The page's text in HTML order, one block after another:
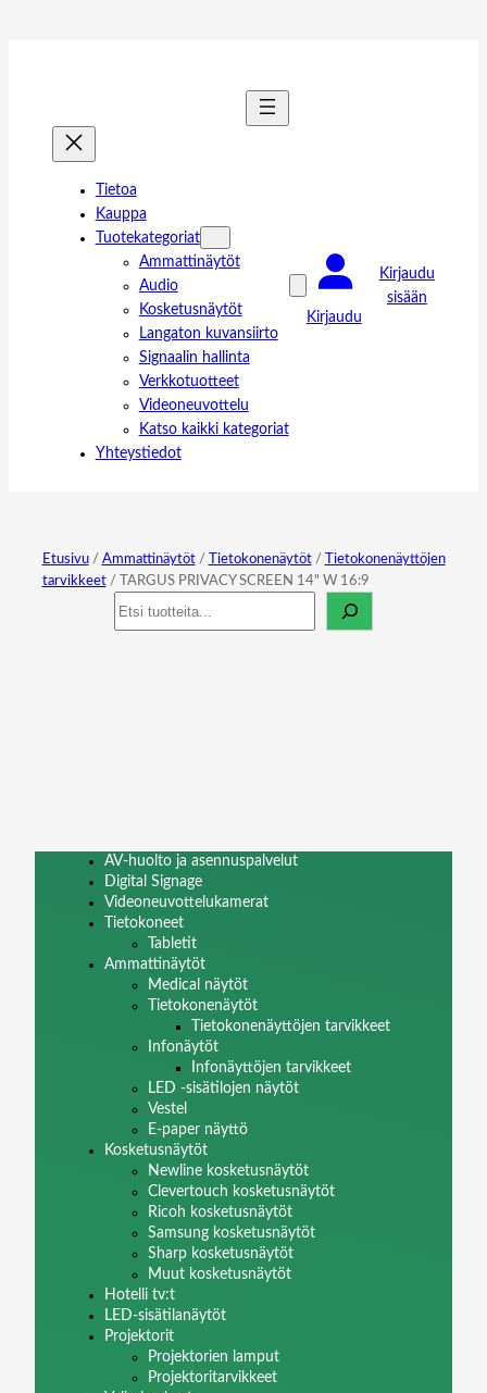
Tietoa
Kauppa
Tuotekategoriat
Ammattinäytöt
Audio
Kosketusnäytöt
Langaton kuvansiirto
Signaalin hallinta
Verkkotuotteet
Videoneuvottelu
Katso kaikki kategoriat
Yhteystiedot
Kirjaudu
Kirjaudu
sisään
Etusivu/ Ammattinäytöt/ Tietokonenäytöt/
Tietokonenäyttöjen
tarvikkeet/ TARGUS PRIVACY SCREEN 14" W 16:9
Haku
AV-huolto ja asennuspalvelut
Digital Signage
Videoneuvottelukamerat
Tietokoneet
Tabletit
Ammattinäytöt
Medical näytöt
Tietokonenäytöt
Tietokonenäyttöjen tarvikkeet
Infonäytöt
Infonäyttöjen tarvikkeet
LED -sisätilojen näytöt
Vestel
E-paper näyttö
Kosketusnäytöt
Newline kosketusnäytöt
Clevertouch kosketusnäytöt
Ricoh kosketusnäytöt
Samsung kosketusnäytöt
Sharp kosketusnäytöt
Muut kosketusnäytöt
Hotelli tv:t
LED-sisätilanäytöt
Projektorit
Projektorien lamput
Projektoritarvikkeet